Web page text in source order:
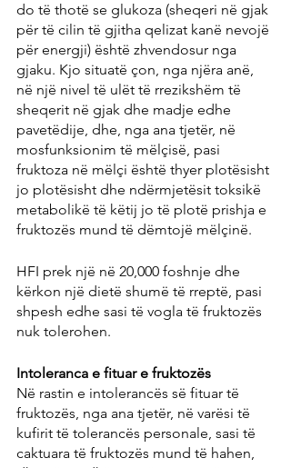
do të thotë se glukoza (sheqeri në gjak
për të cilin të gjitha qelizat kanë nevojë
për energji) është zhvendosur nga
gjaku. Kjo situatë çon, nga njëra anë,
në një nivel të ulët të rrezikshëm të
sheqerit në gjak dhe madje edhe
pavetëdije, dhe, nga ana tjetër, në
mosfunksionim të mëlçisë, pasi
fruktoza në mëlçi është thyer plotësisht
jo plotësisht dhe ndërmjetësit toksikë
metabolikë të këtij jo të plotë prishja e
fruktozës mund të dëmtojë mëlçinë.
HFI prek një në 20,000 foshnje dhe
kërkon një dietë shumë të rreptë, pasi
shpesh edhe sasi të vogla të fruktozës
nuk tolerohen.
Intoleranca e fituar e fruktozës
Në rastin e intolerancës së fituar të
fruktozës, nga ana tjetër, në varësi të
kufirit të tolerancës personale, sasi të
caktuara të fruktozës mund të hahen,